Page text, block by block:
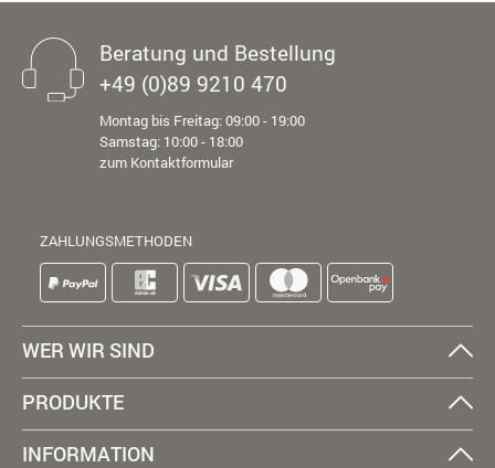
Beratung und Bestellung
+49 (0)89 9210 470
Montag bis Freitag: 09:00 - 19:00
Samstag: 10:00 - 18:00
zum Kontaktformular
ZAHLUNGSMETHODEN
WER WIR SIND
PRODUKTE
INFORMATION